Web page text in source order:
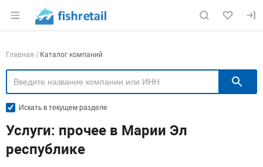
Раздел навигации по сайту fishretail.ru
Навигация по компаниям
Главная Каталог компаний
Искать в текущем разделе
Услуги: прочее в Марии Эл
республике